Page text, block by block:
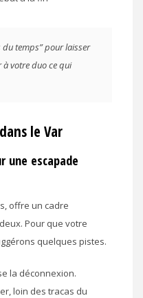
du temps” pour laisser
à votre duo ce qui
le Var
une escapade
offre un cadre
Pour que votre
quelques pistes.
la déconnexion.
loin des tracas du